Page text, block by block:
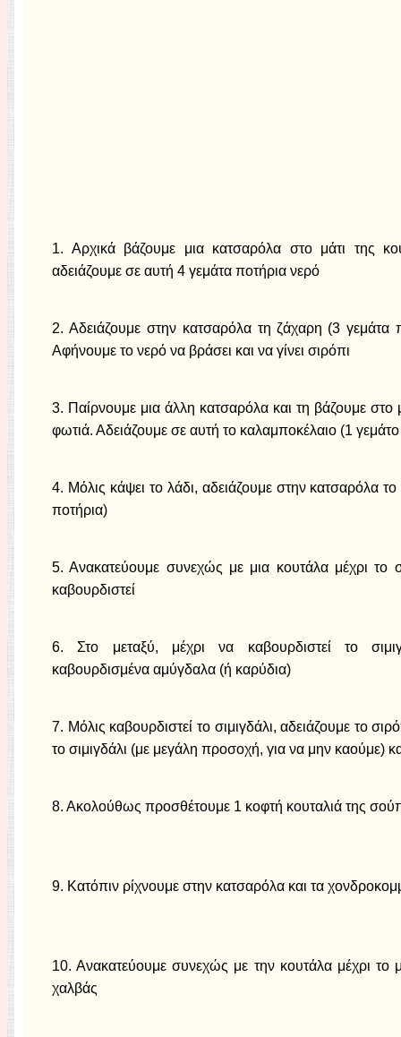
1. Αρχικά βάζουμε μια κατσαρόλα στο μάτι της
αδειάζουμε σε αυτή 4 γεμάτα ποτήρια νερό
2. Αδειάζουμε στην κατσαρόλα τη ζάχαρη (3 γεμάτα
Αφήνουμε το νερό να βράσει και να γίνει σιρόπι
3. Παίρνουμε μια άλλη κατσαρόλα και τη βάζουμε στο
φωτιά. Αδειάζουμε σε αυτή το καλαμποκέλαιο (1
4. Μόλις κάψει το λάδι, αδειάζουμε στην κατσαρόλα
ποτήρια)
5. Ανακατεύουμε συνεχώς με μια κουτάλα μέχρι το
καβουρδιστεί
6. Στο μεταξύ, μέχρι να καβουρδιστεί το
καβουρδισμένα αμύγδαλα (ή καρύδια)
7. Μόλις καβουρδιστεί το σιμιγδάλι, αδειάζουμε το
το σιμιγδάλι (με μεγάλη προσοχή, για να μην καούμε)
8. Ακολούθως προσθέτουμε 1 κοφτή κουταλιά της
9. Κατόπιν ρίχνουμε στην κατσαρόλα και τα
10. Ανακατεύουμε συνεχώς με την κουτάλα μέχρι το
χαλβάς